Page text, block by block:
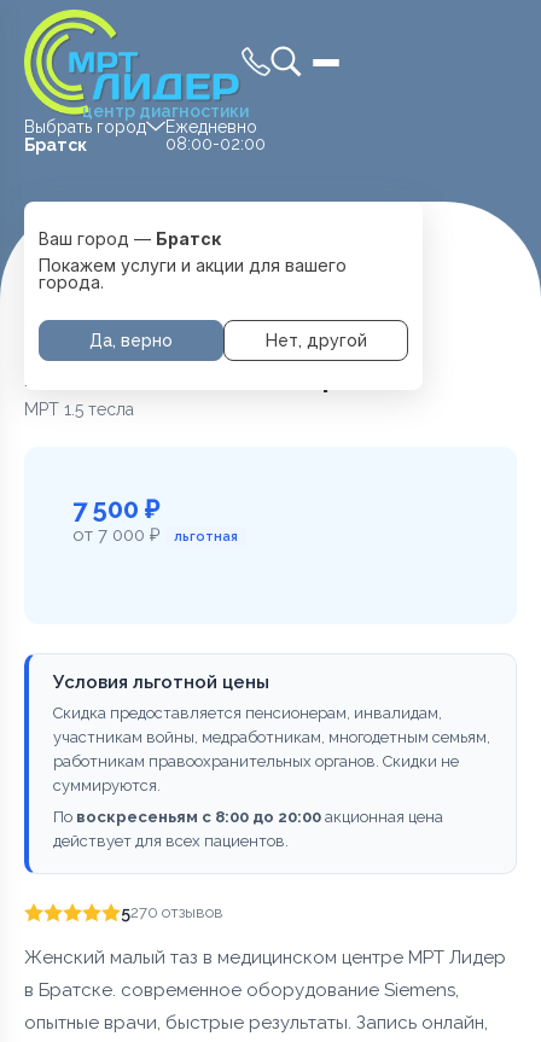
центр диагностики
Выбрать город
Братск
Ежедневно
08:00-02:00
Ваш город — Братск
Покажем услуги и акции для вашего
города.
Да, верно Нет, другой
Главная Услуги и цены МРТ Малого таза
Женский малый таз
МРТ 1.5 тесла
7 500 ₽
от 7 000 ₽ льготная
Условия льготной цены
Скидка предоставляется пенсионерам, инвалидам,
участникам войны, медработникам, многодетным семьям,
работникам правоохранительных органов. Скидки не
суммируются.
По воскресеньям с 8:00 до 20:00 акционная цена
действует для всех пациентов.
5270 отзывов
Женский малый таз в медицинском центре МРТ Лидер
в Братске. современное оборудование Siemens,
опытные врачи, быстрые результаты. Запись онлайн,